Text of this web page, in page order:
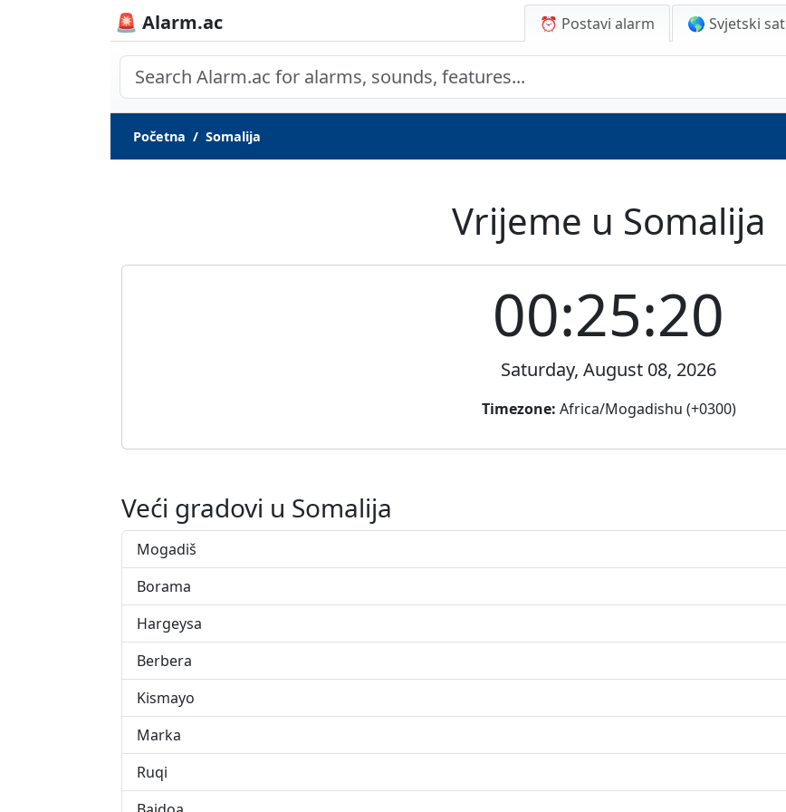
🚨 Alarm.ac ⏰ Postavi alarm 🌎 Svjetski sat
Početna Somalija
Vrijeme u Somalija
00:25:20
Saturday, August 08, 2026
Timezone: Africa/Mogadishu (+0300)
Veći gradovi u Somalija
Mogadiš
Borama
Hargeysa
Berbera
Kismayo
Marka
Ruqi